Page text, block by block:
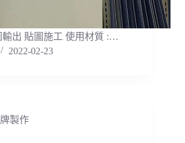
輸出 貼圖施工 使用材質 :…
2022-02-23
製作